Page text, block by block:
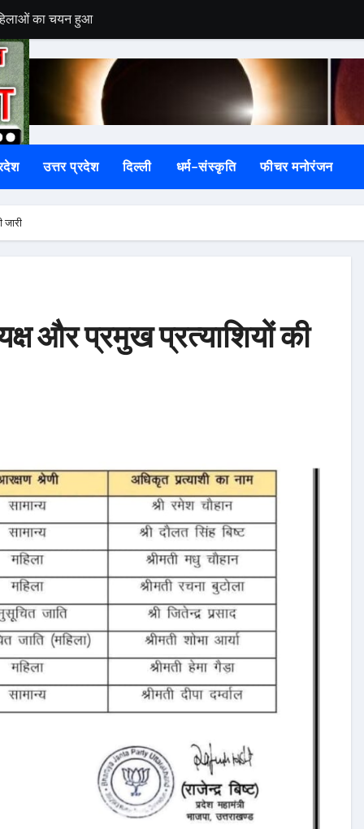
का चयन हुआ
का हुआ तीलू रौतेली पुरस्कार के लिय चयन
के तबादले
सकते हैं भस्मासुर!
दूध-दही से अभिषेक कर श्रद्धालुओं ने मांगा सुख-समृद्धि का आशीर्वाद
के संयोजक, कार्यकर्ताओं ने मिठाई बांटकर जताई खुशीखुशी
बहा, रेस्क्यू अभियान जारी
उत्तर प्रदेश दिल्ली धर्म-संस्कृति फीचर मनोरंजन
और प्रमुख प्रत्याशियों की
उत्तरकाशी उत्तराखण्ड